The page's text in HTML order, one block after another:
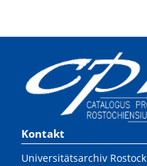
Kontakt
Universitätsarchiv Rostock